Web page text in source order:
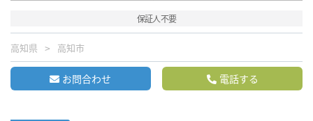
保証人不要
高知県 高知市
お問合わせ 電話する